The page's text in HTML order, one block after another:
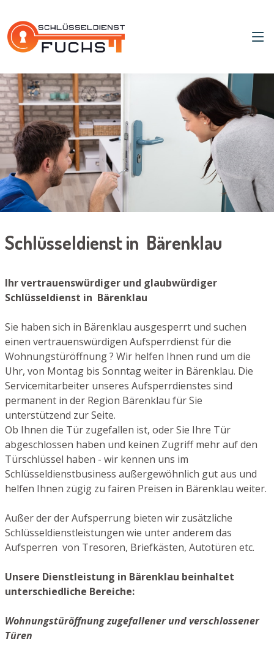
Schlüsseldienst in Bärenklau
Ihr vertrauenswürdiger und glaubwürdiger
Schlüsseldienst in Bärenklau
Sie haben sich in Bärenklau ausgesperrt und suchen
einen vertrauenswürdigen Aufsperrdienst für die
Wohnungstüröffnung ? Wir helfen Ihnen rund um die
Uhr, von Montag bis Sonntag weiter in Bärenklau. Die
Servicemitarbeiter unseres Aufsperrdienstes sind
permanent in der Region Bärenklau für Sie
unterstützend zur Seite.
Ob Ihnen die Tür zugefallen ist, oder Sie Ihre Tür
abgeschlossen haben und keinen Zugriff mehr auf den
Türschlüssel haben - wir kennen uns im
Schlüsseldienstbusiness außergewöhnlich gut aus und
helfen Ihnen zügig zu fairen Preisen in Bärenklau weiter.
Außer der der Aufsperrung bieten wir zusätzliche
Schlüsseldienstleistungen wie unter anderem das
Aufsperren von Tresoren, Briefkästen, Autotüren etc.
Unsere Dienstleistung in Bärenklau beinhaltet
unterschiedliche Bereiche:
Wohnungstüröffnung zugefallener und verschlossener
Türen